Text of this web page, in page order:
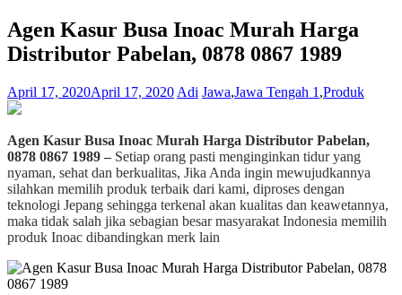
Agen Kasur Busa Inoac Murah Harga
Distributor Pabelan, 0878 0867 1989
April 17, 2020April 17, 2020 Adi Jawa,Jawa Tengah 1 ,Produk
Agen Kasur Busa Inoac Murah Harga Distributor Pabelan,
0878 0867 1989 – Setiap orang pasti menginginkan tidur yang
nyaman, sehat dan berkualitas, Jika Anda ingin mewujudkannya
silahkan memilih produk terbaik dari kami, diproses dengan
teknologi Jepang sehingga terkenal akan kualitas dan keawetannya,
maka tidak salah jika sebagian besar masyarakat Indonesia memilih
produk Inoac dibandingkan merk lain